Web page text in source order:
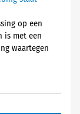
op een
is met een
waartegen